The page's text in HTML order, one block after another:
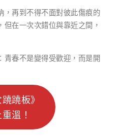
，再到不得不面對彼此傷痕的
在一次次錯位與靠近之間，
青春不是變得受歡迎，而是開
蹺蹺板》
溫！